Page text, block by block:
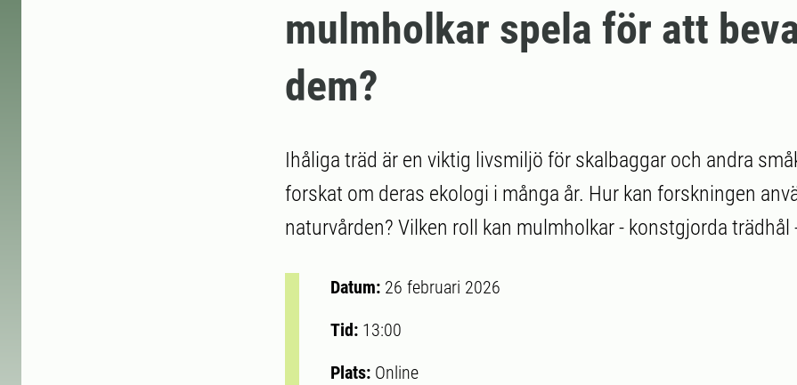
mulmholkar spela för att
dem?
Ihåliga träd är en viktig livsmiljö för skalbaggar och andra
forskat om deras ekologi i många år. Hur kan forskningen
naturvården? Vilken roll kan mulmholkar - konstgjorda trädhål
Datum: 26 februari 2026
Tid: 13:00
Plats: Online